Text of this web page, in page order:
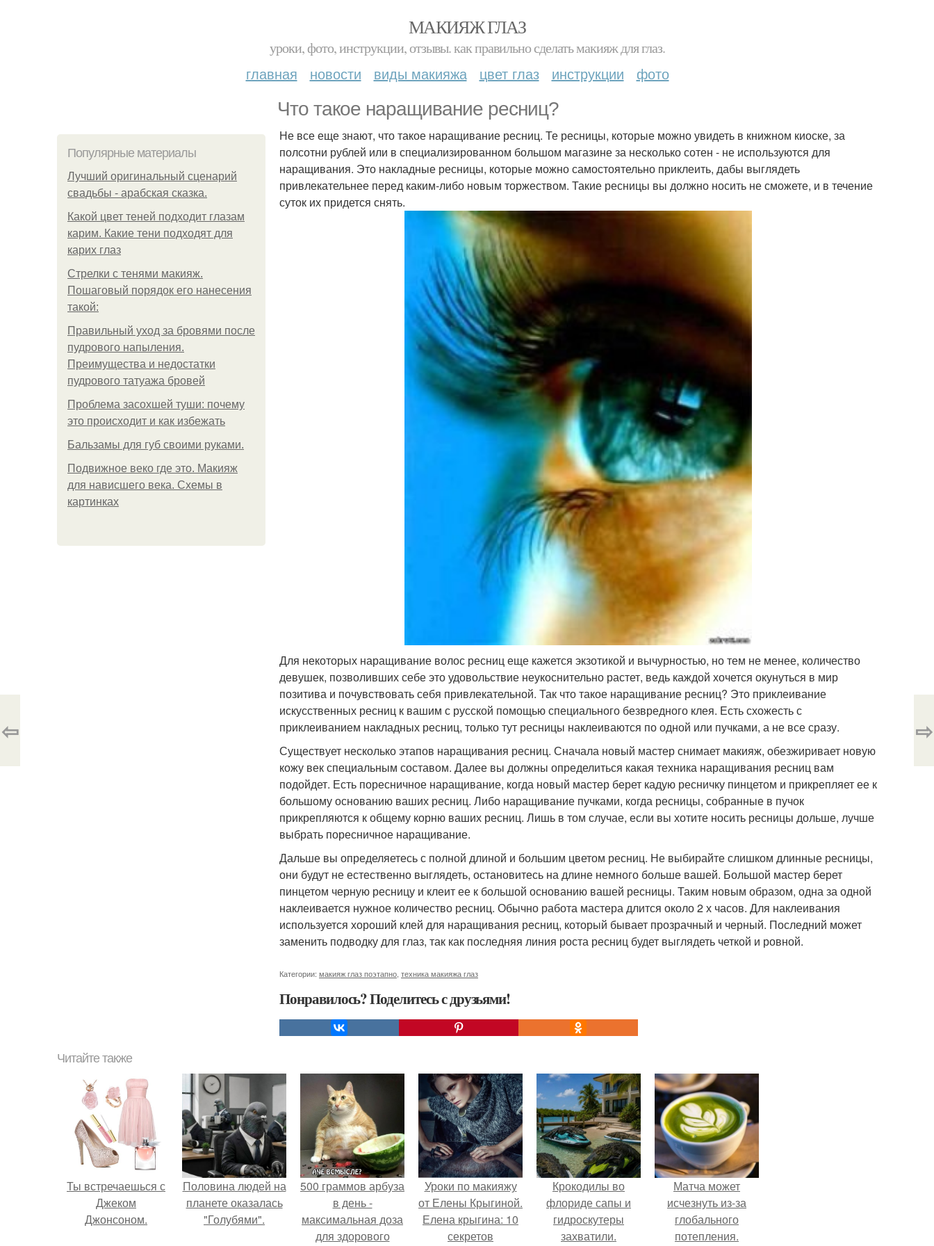
МАКИЯЖ ГЛАЗ
уроки, фото, инструкции, отзывы. как правильно сделать макияж для глаз.
главная новости виды макияжа цвет глаз инструкции фото
Что такое наращивание ресниц?
Популярные материалы
Лучший оригинальный сценарий
свадьбы - арабская сказка.
Какой цвет теней подходит глазам
карим. Какие тени подходят для
карих глаз
Стрелки с тенями макияж.
Пошаговый порядок его нанесения
такой:
Правильный уход за бровями после
пудрового напыления.
Преимущества и недостатки
пудрового татуажа бровей
Проблема засохшей туши: почему
это происходит и как избежать
Бальзамы для губ своими руками.
Подвижное веко где это. Макияж
для нависшего века. Схемы в
картинках
Не все еще знают, что такое наращивание ресниц. Те ресницы, которые можно увидеть в книжном киоске, за
полсотни рублей или в специализированном большом магазине за несколько сотен - не используются для
наращивания. Это накладные ресницы, которые можно самостоятельно приклеить, дабы выглядеть
привлекательнее перед каким-либо новым торжеством. Такие ресницы вы должно носить не сможете, и в течение
суток их придется снять.
Для некоторых наращивание волос ресниц еще кажется экзотикой и вычурностью, но тем не менее, количество
девушек, позволивших себе это удовольствие неукоснительно растет, ведь каждой хочется окунуться в мир
позитива и почувствовать себя привлекательной. Так что такое наращивание ресниц? Это приклеивание
искусственных ресниц к вашим с русской помощью специального безвредного клея. Есть схожесть с
приклеиванием накладных ресниц, только тут ресницы наклеиваются по одной или пучками, а не все сразу.
Существует несколько этапов наращивания ресниц. Сначала новый мастер снимает макияж, обезжиривает новую
кожу век специальным составом. Далее вы должны определиться какая техника наращивания ресниц вам
подойдет. Есть поресничное наращивание, когда новый мастер берет кадую ресничку пинцетом и прикрепляет ее к
большому основанию ваших ресниц. Либо наращивание пучками, когда ресницы, собранные в пучок
прикрепляются к общему корню ваших ресниц. Лишь в том случае, если вы хотите носить ресницы дольше, лучше
выбрать поресничное наращивание.
Дальше вы определяетесь с полной длиной и большим цветом ресниц. Не выбирайте слишком длинные ресницы,
они будут не естественно выглядеть, остановитесь на длине немного больше вашей. Большой мастер берет
пинцетом черную ресницу и клеит ее к большой основанию вашей ресницы. Таким новым образом, одна за одной
наклеивается нужное количество ресниц. Обычно работа мастера длится около 2 х часов. Для наклеивания
используется хороший клей для наращивания ресниц, который бывает прозрачный и черный. Последний может
заменить подводку для глаз, так как последняя линия роста ресниц будет выглядеть четкой и ровной.
Категории: макияж глаз поэтапно техника макияжа глаз
Понравилось? Поделитесь с друзьями!
⇦ ⇨
Читайте также
Ты встречаешься с
Джеком
Джонсоном.
Половина людей на
планете оказалась
"Голубями".
500 граммов арбуза
в день -
максимальная доза
для здорового
Уроки по макияжу
от Елены Крыгиной.
Елена крыгина: 10
секретов
Крокодилы во
флориде сапы и
гидроскутеры
захватили.
Матча может
исчезнуть из-за
глобального
потепления.